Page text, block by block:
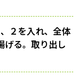
２を入れ、全体
げる。取り出し